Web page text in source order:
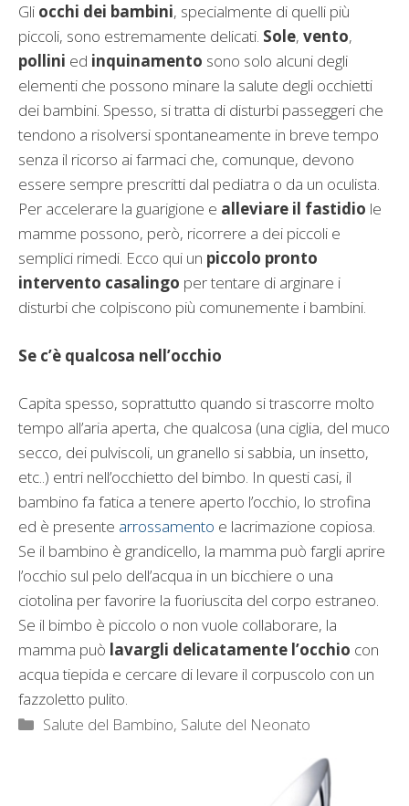
Gli occhi dei bambini, specialmente di quelli più
piccoli, sono estremamente delicati. Sole, vento,
pollini ed inquinamento sono solo alcuni degli
elementi che possono minare la salute degli occhietti
dei bambini. Spesso, si tratta di disturbi passeggeri che
tendono a risolversi spontaneamente in breve tempo
senza il ricorso ai farmaci che, comunque, devono
essere sempre prescritti dal pediatra o da un oculista.
Per accelerare la guarigione e alleviare il fastidio le
mamme possono, però, ricorrere a dei piccoli e
semplici rimedi. Ecco qui un piccolo pronto
intervento casalingo per tentare di arginare i
disturbi che colpiscono più comunemente i bambini.
Se c’è qualcosa nell’occhio
Capita spesso, soprattutto quando si trascorre molto
tempo all’aria aperta, che qualcosa (una ciglia, del muco
secco, dei pulviscoli, un granello si sabbia, un insetto,
etc..) entri nell’occhietto del bimbo. In questi casi, il
bambino fa fatica a tenere aperto l’occhio, lo strofina
ed è presente arrossamento e lacrimazione copiosa.
Se il bambino è grandicello, la mamma può fargli aprire
l’occhio sul pelo dell’acqua in un bicchiere o una
ciotolina per favorire la fuoriuscita del corpo estraneo.
Se il bimbo è piccolo o non vuole collaborare, la
mamma può lavargli delicatamente l’occhio con
acqua tiepida e cercare di levare il corpuscolo con un
fazzoletto pulito.
Categorie
Salute del Bambino, Salute del Neonato